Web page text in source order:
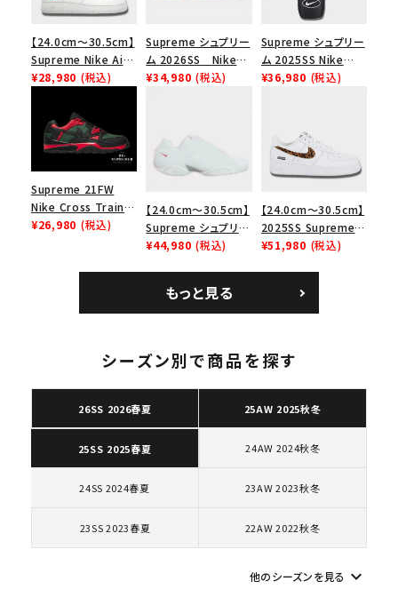
キーワードから探す
search
人気ワード 2026SS
キャップ・ハット
パーカー・クルーネック
ショルダー・ウエストバッグ
ボックスロゴ ブラックスウェット
カテゴリーから探す
シーズンから探す
価格から探す
在庫のない商品を表示する
【24.0cm～30.5cm】
Supreme Nike Air
Force 1 Low シュプ
ース１スニーカー シ
ューズ ホワイト
¥28,980 (税込)
Supreme シュプリー
ム 2026SS Nike
SB Air Max 2 CB 94
¥34,980 (税込)
Supreme シュプリー
ム 2025SS Nike
Leather Shoulder
¥36,980 (税込)
Supreme 21FW
Nike Cross Trainer
Low ナイキクロスト
¥26,980 (税込)
【24.0cm～30.5cm】
Supreme シュプリー
ム 2023AW Nike
カー ホワイト 白
¥44,980 (税込)
【24.0cm～30.5cm】
2025SS Supreme
GOODENOUGH
ムグッドイナフ ナイキ
エアフォース１スニー
ト
¥51,980 (税込)
もっと見る
シーズン別で商品を探す
26SS 2026春夏 25AW 2025秋冬
25SS 2025春夏 24AW 2024秋冬
24SS 2024春夏 23AW 2023秋冬
23SS 2023春夏 22AW 2022秋冬
他のシーズンを見る keyboard_arrow_down